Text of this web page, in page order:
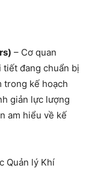
– Cơ quan
tiết đang chuẩn bị
trong kế hoạch
giản lực lượng
am hiểu về kế
Quản lý Khí